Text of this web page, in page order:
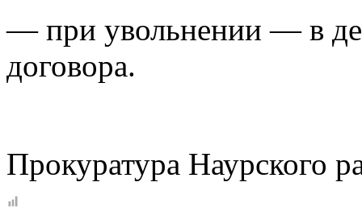
— при увольнении — в
договора.
Прокуратура Наурского